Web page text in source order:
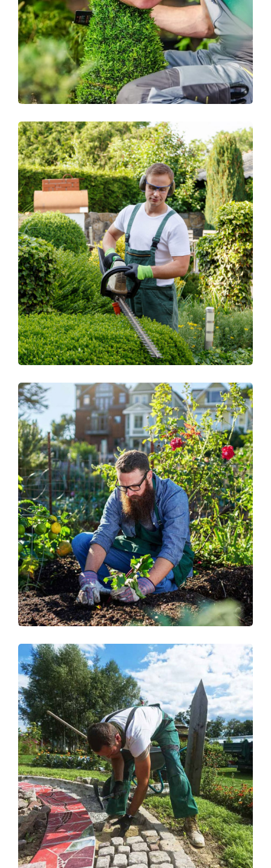
ELDORADO GREEN HOUSE
Planting
GROWING PLANTS
Lawn Moving
RUBBISH REMOVAL
Garden Care